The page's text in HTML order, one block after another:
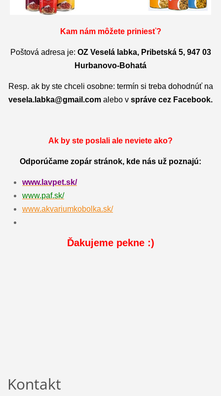
Kam nám môžete priniesť?
Poštová adresa je: OZ Veselá labka, Pribetská 5, 947 03
Hurbanovo-Bohatá
Resp. ak by ste chceli osobne: termín si treba dohodnúť na
vesela.labka@gmail.com alebo v správe cez Facebook.
Ak by ste poslali ale neviete ako?
Odporúčame zopár stránok, kde nás už poznajú:
www.lavpet.sk/
www.paf.sk/
www.akvariumkobolka.sk/
Ďakujeme pekne :)
Kontakt